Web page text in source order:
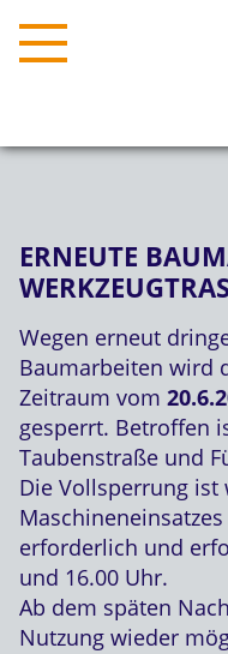
ERNEUTE
Wegen erneut
Baumarbeiten wird
Zeitraum vom
gesperrt. Betroffen
Taubenstraße und
Die Vollsperrung ist
erforderlich und
und 16.00 Uhr.
Ab dem späten
Nutzung wieder